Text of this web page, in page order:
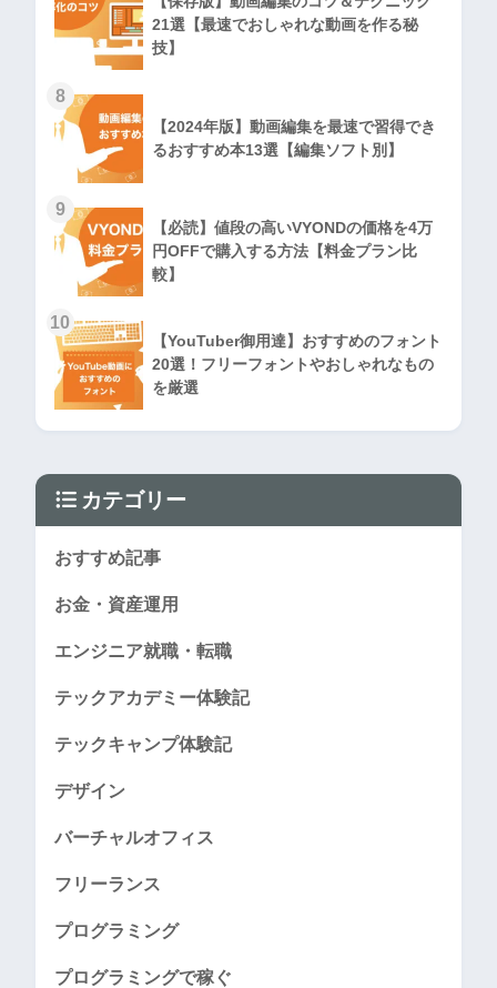
21選【最速でおしゃれな動画を作る秘
技】
8
【2024年版】動画編集を最速で習得でき
るおすすめ本13選【編集ソフト別】
9
【必読】値段の高いVYONDの価格を4万
円OFFで購入する方法【料金プラン比
較】
10
【YouTuber御用達】おすすめのフォント
20選！フリーフォントやおしゃれなもの
を厳選
カテゴリー
おすすめ記事
お金・資産運用
エンジニア就職・転職
テックアカデミー体験記
テックキャンプ体験記
デザイン
バーチャルオフィス
フリーランス
プログラミング
プログラミングで稼ぐ